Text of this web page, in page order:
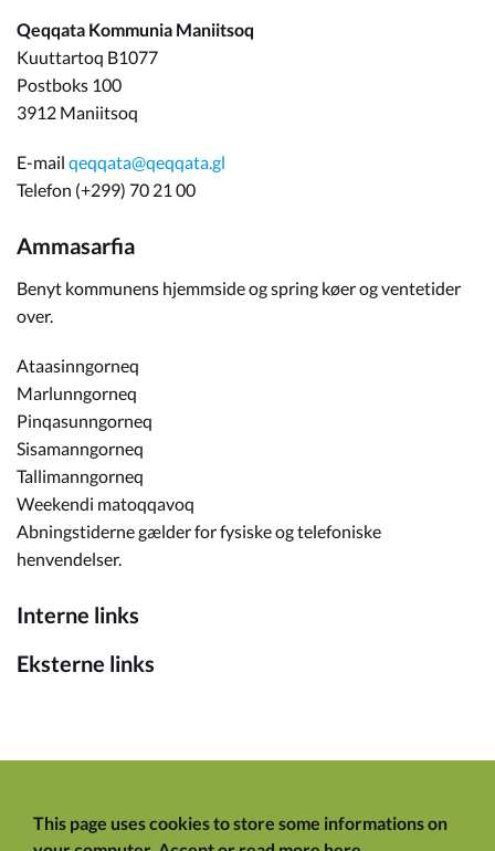
Qeqqata Kommunia Maniitsoq
Kuuttartoq B1077
Postboks 100
3912 Maniitsoq
E-mail qeqqata@qeqqata.gl
Telefon (+299) 70 21 00
Ammasarfia
Benyt kommunens hjemmside og spring køer og ventetider
over.
Ataasinngorneq
Marlunngorneq
Pinqasunngorneq
Sisamanngorneq
Tallimanngorneq
Weekendi matoqqavoq
Abningstiderne gælder for fysiske og telefoniske
henvendelser.
Interne links
Eksterne links
This page uses cookies to store some informations on